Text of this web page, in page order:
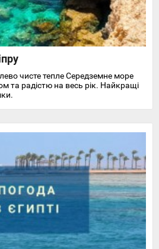
чисте тепле Середземне море
та радістю на весь рік. Найкращі